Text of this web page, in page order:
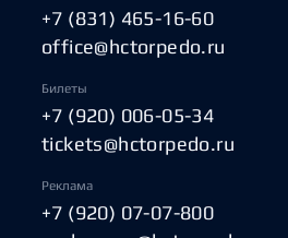
+7 (831) 465-16-60
office@hctorpedo.ru
Билеты
+7 (920) 006-05-34
tickets@hctorpedo.ru
Реклама
+7 (920) 07-07-800